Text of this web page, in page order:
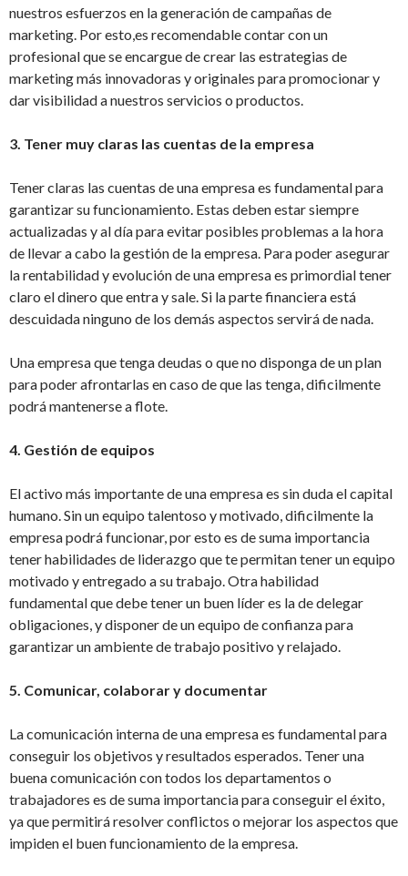
nuestros esfuerzos en la generación de campañas de
marketing. Por esto,es recomendable contar con un
profesional que se encargue de crear las estrategias de
marketing más innovadoras y originales para promocionar y
dar visibilidad a nuestros servicios o productos.
3. Tener muy claras las cuentas de la empresa
Tener claras las cuentas de una empresa es fundamental para
garantizar su funcionamiento. Estas deben estar siempre
actualizadas y al día para evitar posibles problemas a la hora
de llevar a cabo la gestión de la empresa. Para poder asegurar
la rentabilidad y evolución de una empresa es primordial tener
claro el dinero que entra y sale. Si la parte financiera está
descuidada ninguno de los demás aspectos servirá de nada.
Una empresa que tenga deudas o que no disponga de un plan
para poder afrontarlas en caso de que las tenga, dificilmente
podrá mantenerse a flote.
4. Gestión de equipos
El activo más importante de una empresa es sin duda el capital
humano. Sin un equipo talentoso y motivado, dificilmente la
empresa podrá funcionar, por esto es de suma importancia
tener habilidades de liderazgo que te permitan tener un equipo
motivado y entregado a su trabajo. Otra habilidad
fundamental que debe tener un buen líder es la de delegar
obligaciones, y disponer de un equipo de confianza para
garantizar un ambiente de trabajo positivo y relajado.
5. Comunicar, colaborar y documentar
La comunicación interna de una empresa es fundamental para
conseguir los objetivos y resultados esperados. Tener una
buena comunicación con todos los departamentos o
trabajadores es de suma importancia para conseguir el éxito,
ya que permitirá resolver conflictos o mejorar los aspectos que
impiden el buen funcionamiento de la empresa.